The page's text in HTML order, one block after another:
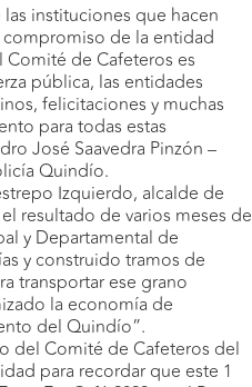
instituciones que hacen
de la entidad
Comité de Cafeteros es
pública, las entidades
felicitaciones y muchas
para todas estas
José Saavedra Pinzón –
Quindío.
Izquierdo, alcalde de
resultado de varios meses de
y Departamental de
y construido tramos de
transportar ese grano
la economía de
del Quindío”.
del Comité de Cafeteros del
para recordar que este 1